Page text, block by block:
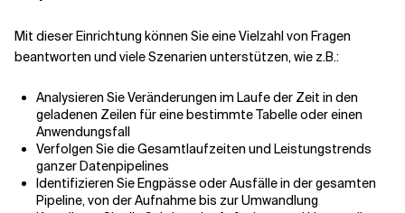
Mit dieser Einrichtung können Sie eine Vielzahl von Fragen
beantworten und viele Szenarien unterstützen, wie z.B.:
Analysieren Sie Veränderungen im Laufe der Zeit in den
geladenen Zeilen für eine bestimmte Tabelle oder einen
Anwendungsfall
Verfolgen Sie die Gesamtlaufzeiten und Leistungstrends
ganzer Datenpipelines
Identifizieren Sie Engpässe oder Ausfälle in der gesamten
Pipeline, von der Aufnahme bis zur Umwandlung